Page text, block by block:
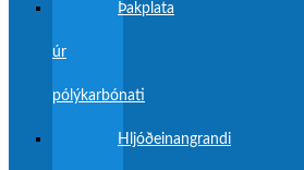
Þakplata
úr
pólýkarbónati
Hljóðeinangrandi